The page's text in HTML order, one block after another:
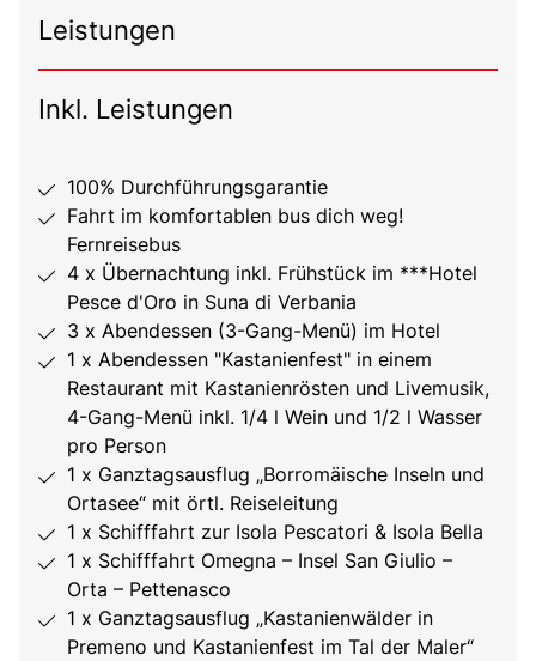
Leistungen
Inkl. Leistungen
100% Durchführungsgarantie
Fahrt im komfortablen bus dich weg!
Fernreisebus
4 x Übernachtung inkl. Frühstück im ***Hotel
Pesce d'Oro in Suna di Verbania
3 x Abendessen (3-Gang-Menü) im Hotel
1 x Abendessen "Kastanienfest" in einem
Restaurant mit Kastanienrösten und Livemusik,
4-Gang-Menü inkl. 1/4 l Wein und 1/2 l Wasser
pro Person
1 x Ganztagsausflug „Borromäische Inseln und
Ortasee“ mit örtl. Reiseleitung
1 x Schifffahrt zur Isola Pescatori & Isola Bella
1 x Schifffahrt Omegna – Insel San Giulio –
Orta – Pettenasco
1 x Ganztagsausflug „Kastanienwälder in
Premeno und Kastanienfest im Tal der Maler“